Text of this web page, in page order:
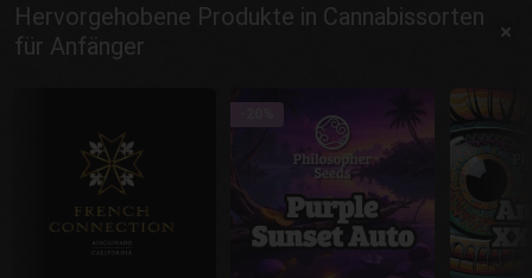
Hervorgehobene Produkte in Cannabissorten
für Anfänger